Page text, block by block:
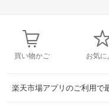
買い物かご お気に
楽天市場アプリのご利用で